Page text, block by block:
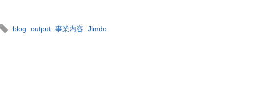
blog output 事業内容 Jimdo